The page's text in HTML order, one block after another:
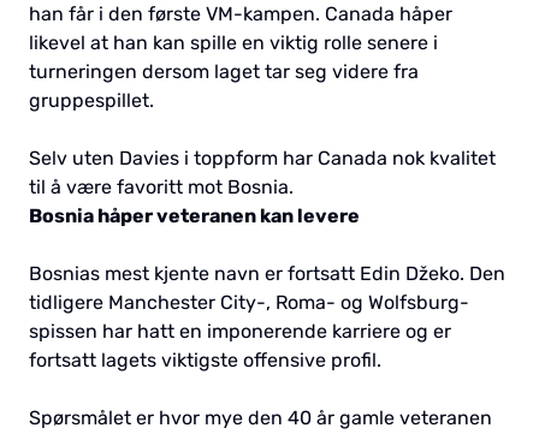
han får i den første VM-kampen. Canada håper
likevel at han kan spille en viktig rolle senere i
turneringen dersom laget tar seg videre fra
gruppespillet.
Selv uten Davies i toppform har Canada nok kvalitet
til å være favoritt mot Bosnia.
Bosnia håper veteranen kan levere
Bosnias mest kjente navn er fortsatt Edin Džeko. Den
tidligere Manchester City-, Roma- og Wolfsburg-
spissen har hatt en imponerende karriere og er
fortsatt lagets viktigste offensive profil.
Spørsmålet er hvor mye den 40 år gamle veteranen